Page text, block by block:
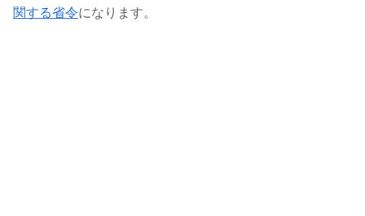
関する省令になります。